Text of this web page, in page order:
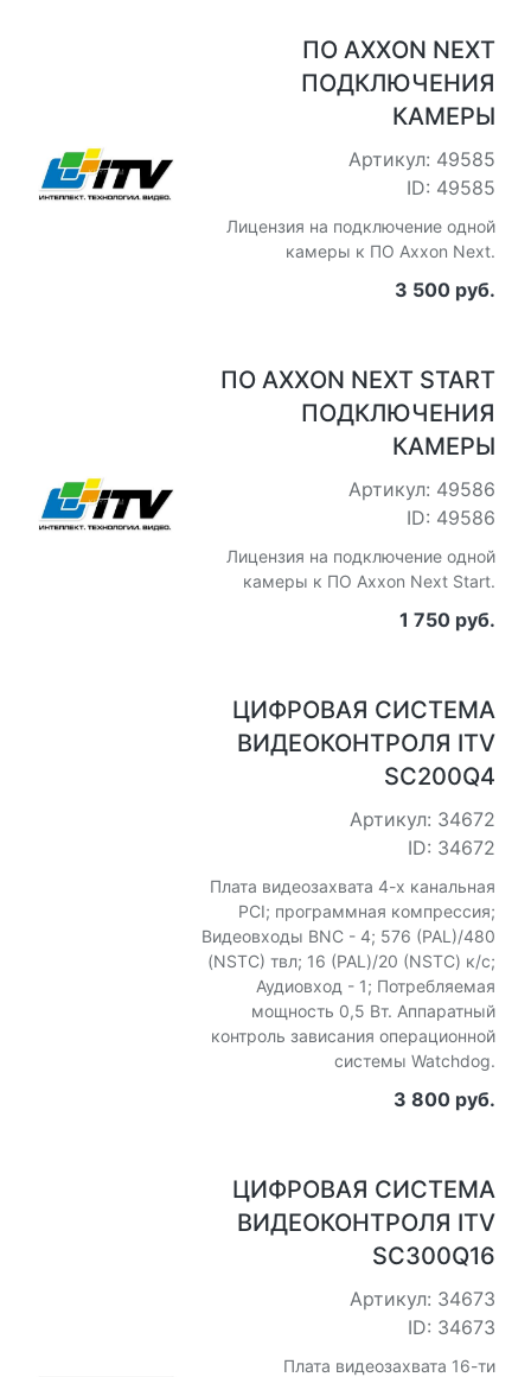
ПО AXXON NEXT
ПОДКЛЮЧЕНИЯ
КАМЕРЫ
Артикул: 49585
ID: 49585
Лицензия на подключение одной
камеры к ПО Axxon Next.
3 500 руб.
ПО AXXON NEXT START
ПОДКЛЮЧЕНИЯ
КАМЕРЫ
Артикул: 49586
ID: 49586
Лицензия на подключение одной
камеры к ПО Axxon Next Start.
1 750 руб.
ЦИФРОВАЯ СИСТЕМА
ВИДЕОКОНТРОЛЯ ITV
SC200Q4
Артикул: 34672
ID: 34672
Плата видеозахвата 4-х канальная
PCI; программная компрессия;
Видеовходы BNC - 4; 576 (PAL)/480
(NSTC) твл; 16 (PAL)/20 (NSTC) к/с;
Аудиовход - 1; Потребляемая
мощность 0,5 Вт. Аппаратный
контроль зависания операционной
системы Watchdog.
3 800 руб.
ЦИФРОВАЯ СИСТЕМА
ВИДЕОКОНТРОЛЯ ITV
SC300Q16
Артикул: 34673
ID: 34673
Плата видеозахвата 16-ти